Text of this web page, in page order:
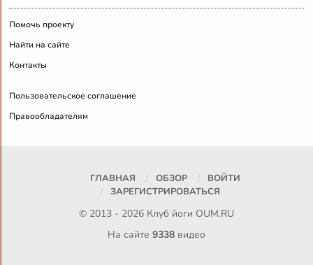
Помочь проекту
Найти на сайте
Контакты
Пользовательское соглашение
Правообладателям
ГЛАВНАЯ ОБЗОР
ВОЙТИ
ЗАРЕГИСТРИРОВАТЬСЯ
© 2013 - 2026 Клуб йоги OUM.RU
На сайте 9338видео